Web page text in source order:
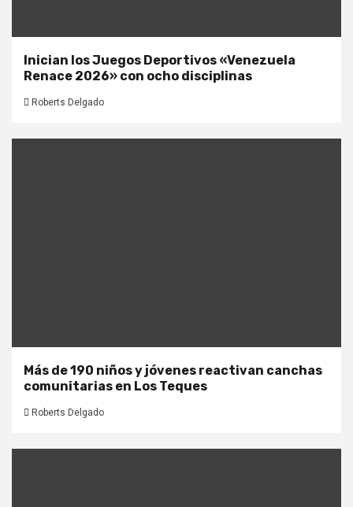
Inician los Juegos Deportivos «Venezuela
Renace 2026» con ocho disciplinas
Roberts Delgado
Más de 190 niños y jóvenes reactivan canchas
comunitarias en Los Teques
Roberts Delgado